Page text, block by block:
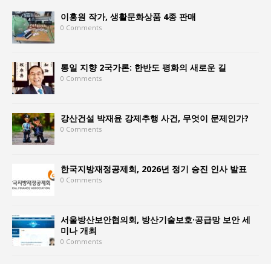
이홍원 작가, 생활문화상품 4종 판매
0 Comments
통일 지향 2국가론: 한반도 평화의 새로운 길
0 Comments
강산건설 박재윤 강제추행 사건, 무엇이 문제인가?
0 Comments
한국지방재정공제회, 2026년 정기 승진 인사 발표
0 Comments
서울방산보안협의회, 방산기술보호·공급망 보안 세
미나 개최
0 Comments